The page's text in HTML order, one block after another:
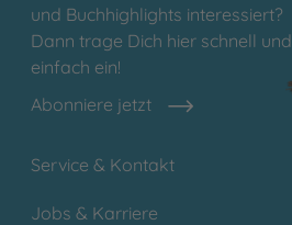
und Buchhighlights interessiert?
Dann trage Dich hier schnell und
einfach ein!
Abonniere jetzt
Service & Kontakt
Jobs & Karriere